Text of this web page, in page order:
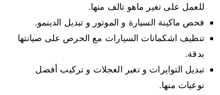
للعمل على تغير ماهو تالف منها.
فحص ماكينة السيارة و الموتور و تبديل الدينمو.
تنظيف اشكمانات السيارات مع الحرص على صيانتها
بدقة.
تبديل التوايرات و تغير العجلات و تركيب أفضل
نوعيات منها.